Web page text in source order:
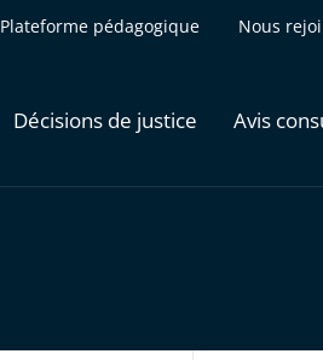
Plateforme pédagogique Nous
Décisions de justice Avis